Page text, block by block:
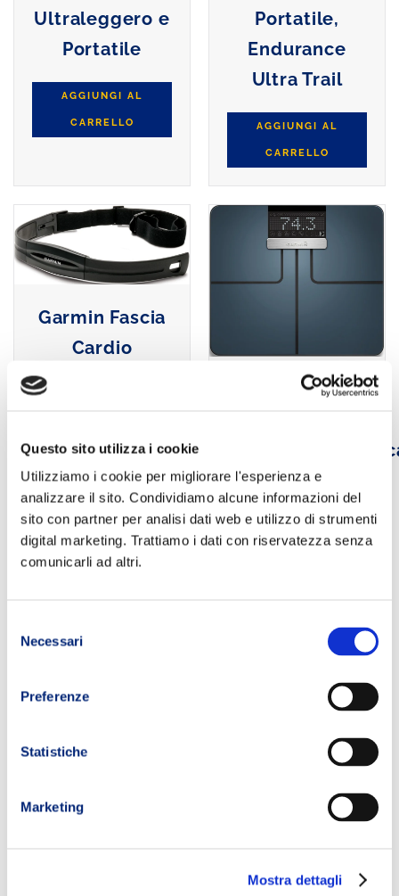
Questo sito utilizza i cookie
Utilizziamo i cookie per migliorare l'esperienza e
analizzare il sito. Condividiamo alcune informazioni del
sito con partner per analisi dati web e utilizzo di strumenti
digital marketing. Trattiamo i dati con riservatezza senza
comunicarli ad altri.
delNecessari
Preferenze
Statistiche
Marketing
Mostra dettagli
Ultraleggero e
Portatile
AGGIUNGI AL
CARRELLO
Portatile,
Endurance
Ultra Trail
AGGIUNGI AL
CARRELLO
Garmin Fascia
Cardio
Garmin Index
Bluetooth e
Wi-Fi
Memoria –
microSD 256